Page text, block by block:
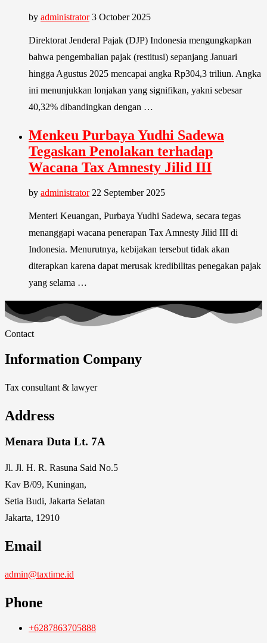
by administrator 3 October 2025
Direktorat Jenderal Pajak (DJP) Indonesia mengungkapkan
bahwa pengembalian pajak (restitusi) sepanjang Januari
hingga Agustus 2025 mencapai angka Rp304,3 triliun. Angka
ini menunjukkan lonjakan yang signifikan, yakni sebesar
40,32% dibandingkan dengan …
Menkeu Purbaya Yudhi Sadewa
Tegaskan Penolakan terhadap
Wacana Tax Amnesty Jilid III
by administrator 22 September 2025
Menteri Keuangan, Purbaya Yudhi Sadewa, secara tegas
menanggapi wacana penerapan Tax Amnesty Jilid III di
Indonesia. Menurutnya, kebijakan tersebut tidak akan
diterapkan karena dapat merusak kredibilitas penegakan pajak
yang selama …
Contact
Information Company
Tax consultant & lawyer
Address
Menara Duta Lt. 7A
Jl. Jl. H. R. Rasuna Said No.5
Kav B/09, Kuningan,
Setia Budi, Jakarta Selatan
Jakarta, 12910
Email
admin@taxtime.id
Phone
+6287863705888